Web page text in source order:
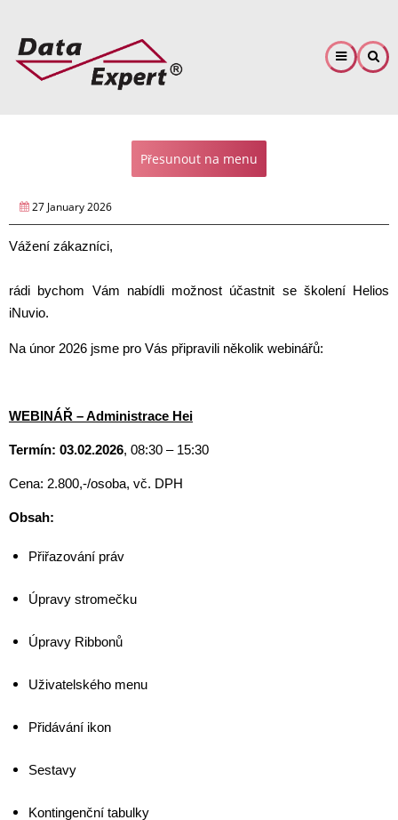
hlavnímu
obsahu
Přesunout na menu
27 January 2026
Vážení zákazníci,
rádi bychom Vám nabídli možnost účastnit se školení Helios
iNuvio.
Na únor 2026 jsme pro Vás připravili několik webinářů:
WEBINÁŘ –Administrace Hei
Termín: 03.02.2026, 08:30 – 15:30
Cena: 2.800,-/osoba, vč. DPH
Obsah:
Přiřazování práv
Úpravy stromečku
Úpravy Ribbonů
Uživatelského menu
Přidávání ikon
Sestavy
Kontingenční tabulky